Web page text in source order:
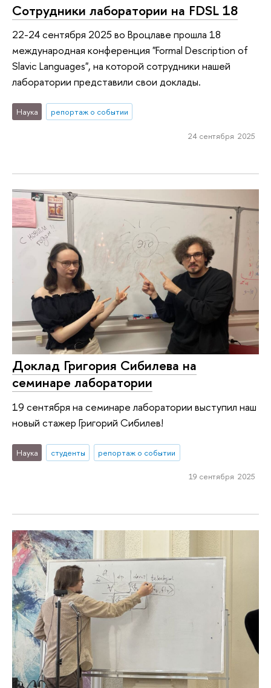
Сотрудники лаборатории на FDSL 18
22-24 сентября 2025 во Вроцлаве прошла 18
международная конференция "Formal Description of
Slavic Languages", на которой сотрудники нашей
лаборатории представили свои доклады.
Наука репортаж о событии
24 сентября 2025
Доклад Григория Сибилева на
семинаре лаборатории
19 сентября на семинаре лаборатории выступил наш
новый стажер Григорий Сибилев!
Наука студенты репортаж о событии
19 сентября 2025